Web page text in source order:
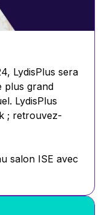
LydisPlus sera
plus grand
LydisPlus
; retrouvez-
salon ISE avec